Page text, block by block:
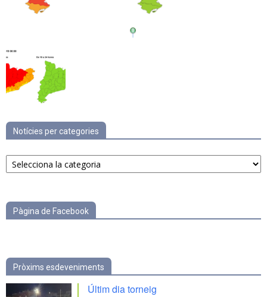
Notícies per categories
Notícies
per
Pàgina de Facebook
Pròxims esdeveniments
Últim dia torneig